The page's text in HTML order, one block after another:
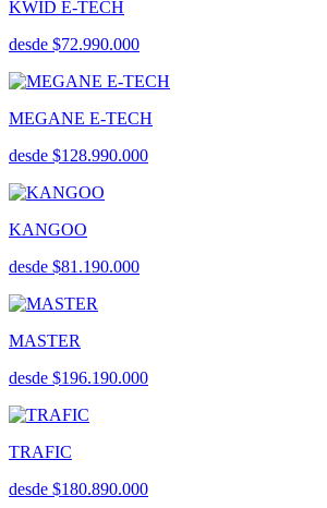
KWID E-TECH
desde $72.990.000
MEGANE E-TECH
desde $128.990.000
KANGOO
desde $81.190.000
MASTER
desde $196.190.000
TRAFIC
desde $180.890.000